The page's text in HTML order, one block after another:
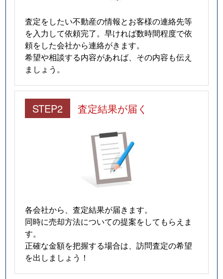
査定をしたい不動産の情報とお客様の連絡先等
を入力して依頼完了。早ければ数時間程度で依
頼をした会社から連絡がきます。
希望や相談する内容があれば、その内容も伝え
ましょう。
STEP2 査定結果が届く
各会社から、査定結果が届きます。
同時に売却方法についての提案をしてもらえま
す。
正確な金額を把握する場合は、訪問査定の希望
を出しましょう！